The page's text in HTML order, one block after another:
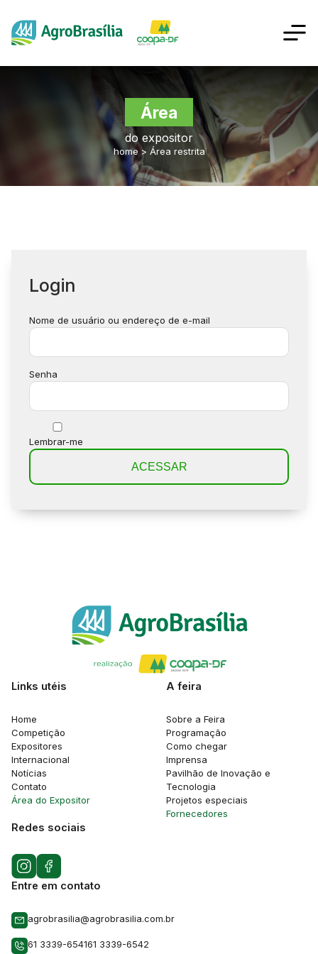
Área
do expositor
home > Área restrita
Login
Nome de usuário ou endereço de e-mail
Senha
Lembrar-me
Links utéis
Home
Competição
Expositores
Internacional
Notícias
Contato
Área do Expositor
A feira
Sobre a Feira
Programação
Como chegar
Imprensa
Pavilhão de Inovação e
Tecnologia
Projetos especiais
Fornecedores
Redes sociais
Entre em contato
agrobrasilia@agrobrasilia.com.br
61 3339-654161 3339-6542